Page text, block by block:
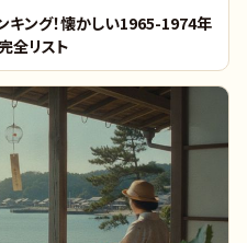
キング！懐かしい1965-1974年
全リスト